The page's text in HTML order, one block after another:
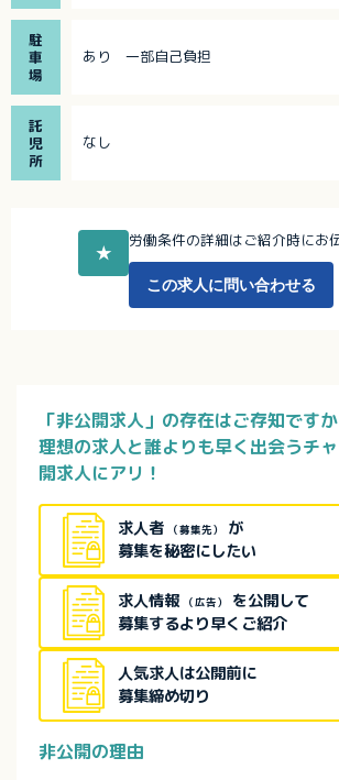
駐
車
場
あり 一部自己負担
託
児
所
なし
★
労働条件の詳細はご紹介時にお
この求人に問い合わせる
「非公開求人」の存在はご存知です
理想の求人と誰よりも早く出会うチャ
開求人にアリ！
求人者 （募集先）
が
募集を秘密にしたい
求人情報 （広告）
を公開して
募集するより早くご紹介
人気求人は公開前に
募集締め切り
非公開の理由